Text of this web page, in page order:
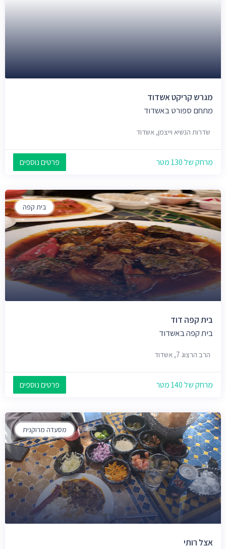
מגרש קריקט אשדוד
מתחם ספורט באשדוד
שדרות הנשיא וייצמן, אשדוד
מרחק של 130 מטר פרטים נוספים
בית קפה
בית קפה דוד
בית קפה באשדוד
הרב הרצוג 7, אשדוד
מרחק של 140 מטר פרטים נוספים
מסעדה מרוקנית
אצל רותי